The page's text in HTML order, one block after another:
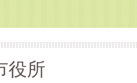
役所